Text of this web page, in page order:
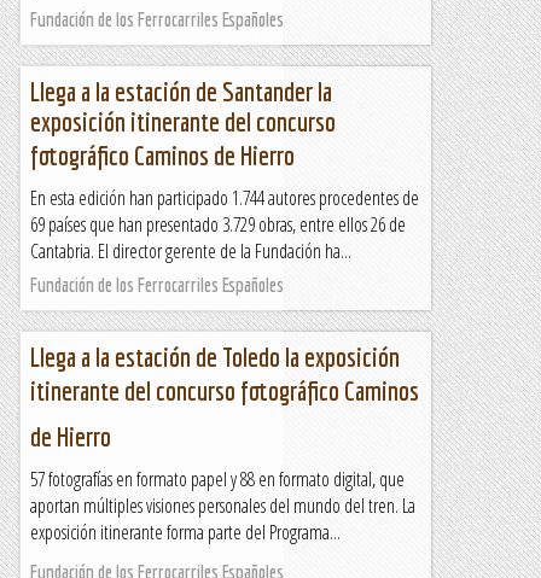
Fundación de los Ferrocarriles Españoles
Llega a la estación de Santander la
exposición itinerante del concurso
fotográfico Caminos de Hierro
En esta edición han participado 1.744 autores procedentes de
69 países que han presentado 3.729 obras, entre ellos 26 de
Cantabria. El director gerente de la Fundación ha...
Fundación de los Ferrocarriles Españoles
Llega a la estación de Toledo la exposición
itinerante del concurso fotográfico Caminos
de Hierro
57 fotografías en formato papel y 88 en formato digital, que
aportan múltiples visiones personales del mundo del tren. La
exposición itinerante forma parte del Programa...
Fundación de los Ferrocarriles Españoles